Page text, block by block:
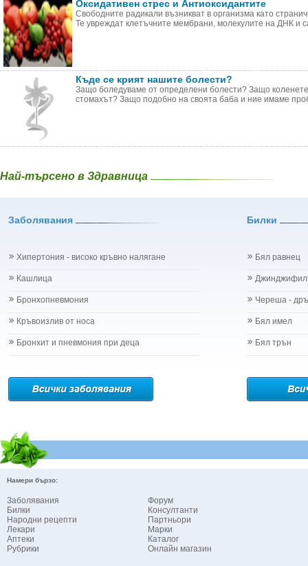
Оксидативен стрес и Антиоксидантите
Свободните радикали възникват в организма като
Те увреждат клетъчните мембрани, молекулите на ДНК и
Къде се крият нашите болести?
Защо боледуваме от определени болести? Защо
стомахът? Защо подобно на своята баба и ние имаме
Най-търсено в Здравница
Заболявания Билки
Хипертония - високо кръвно налягане
Кашлица
Бронхопневмония
Кръвоизлив от носа
Бронхит и пневмония при деца
Бял равнец
Джинджифил
Череша -
Бял имел
Бял трън
Намери бързо:
Заболявания
Билки
Народни рецепти
Лекари
Аптеки
Рубрики
Форум
Консултанти
Партньори
Марки
Каталог
Онлайн магазин